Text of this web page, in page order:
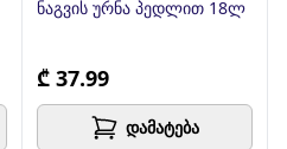
ნაგვის ურნა პედლით 18ლ
₾ 37.99
დამატება